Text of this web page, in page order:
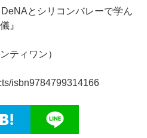
とシリコンバレーで学ん
』
ティワン）
isbn9784799314166